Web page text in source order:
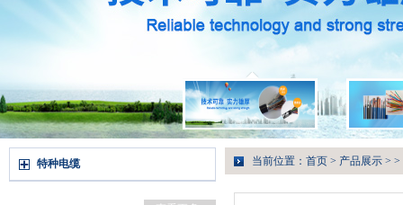
特种电缆 当前位置： 首页 > 产品展示 > >